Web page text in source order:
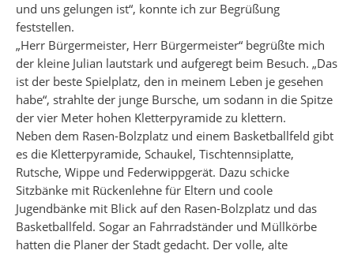
und uns gelungen ist“, konnte ich zur Begrüßung
feststellen.
„Herr Bürgermeister, Herr Bürgermeister“ begrüßte mich
der kleine Julian lautstark und aufgeregt beim Besuch. „Das
ist der beste Spielplatz, den in meinem Leben je gesehen
habe“, strahlte der junge Bursche, um sodann in die Spitze
der vier Meter hohen Kletterpyramide zu klettern.
Neben dem Rasen-Bolzplatz und einem Basketballfeld gibt
es die Kletterpyramide, Schaukel, Tischtennsiplatte,
Rutsche, Wippe und Federwippgerät. Dazu schicke
Sitzbänke mit Rückenlehne für Eltern und coole
Jugendbänke mit Blick auf den Rasen-Bolzplatz und das
Basketballfeld. Sogar an Fahrradständer und Müllkörbe
hatten die Planer der Stadt gedacht. Der volle, alte